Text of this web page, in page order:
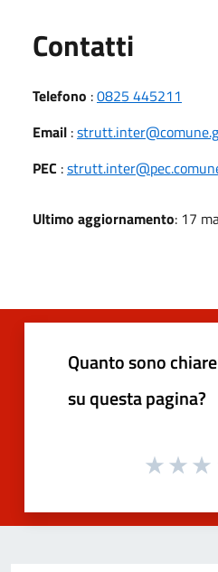
Contatti
Telefono :0825 445211
Email :
PEC :
Ultimo aggiornamento: 17
Quanto sono
su questa pagina?